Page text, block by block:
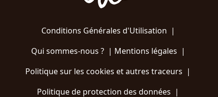
Conditions Générales d'Utilisation |
Qui sommes-nous ?| Mentions légales |
Politique sur les cookies et autres traceurs |
Politique de protection des données |